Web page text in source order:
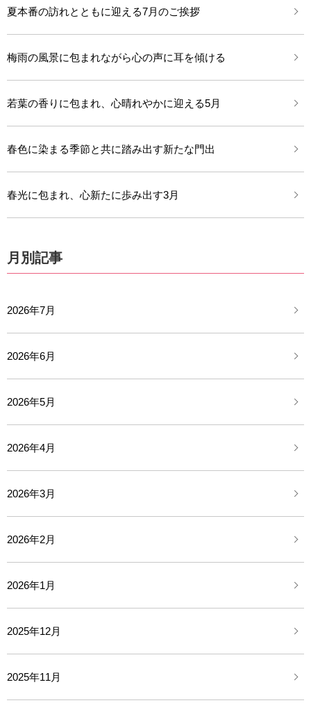
夏本番の訪れとともに迎える7月のご挨拶
梅雨の風景に包まれながら心の声に耳を傾ける
若葉の香りに包まれ、心晴れやかに迎える5月
春色に染まる季節と共に踏み出す新たな門出
春光に包まれ、心新たに歩み出す3月
月別記事
2026年7月
2026年6月
2026年5月
2026年4月
2026年3月
2026年2月
2026年1月
2025年12月
2025年11月